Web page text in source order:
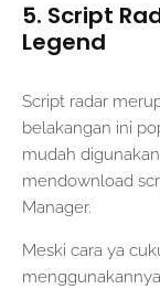
5. Script
Legend
Script radar
belakangan ini
mudah
mendownload
Manager.
Meski cara ya